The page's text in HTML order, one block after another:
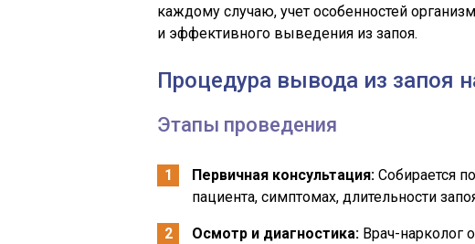
каждому случаю, учет особенностей
и эффективного выведения из запоя.
Процедура вывода из запоя
Этапы проведения
Первичная консультация: Собирается
пациента, симптомах, длительности
Осмотр и диагностика: Врач-нарколог